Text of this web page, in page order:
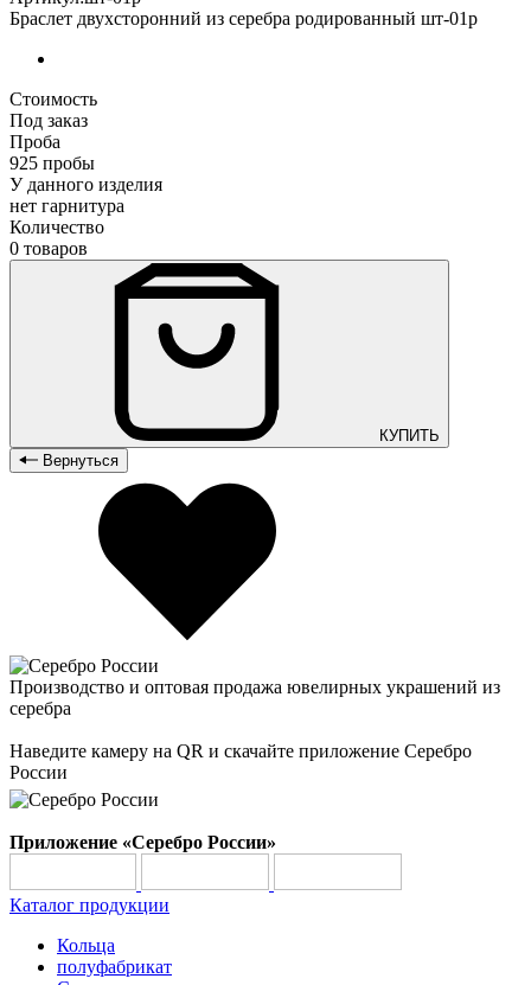
Браслет двухсторонний из серебра родированный шт-01р
Стоимость
Под заказ
Проба
925 пробы
У данного изделия
нет гарнитура
Количество
0 товаров
КУПИТЬ
Вернуться
Производство и оптовая продажа ювелирных украшений из
серебра
Наведите камеру на QR и скачайте приложение Серебро
России
Приложение «Серебро России»
Каталог продукции
Кольца
полуфабрикат